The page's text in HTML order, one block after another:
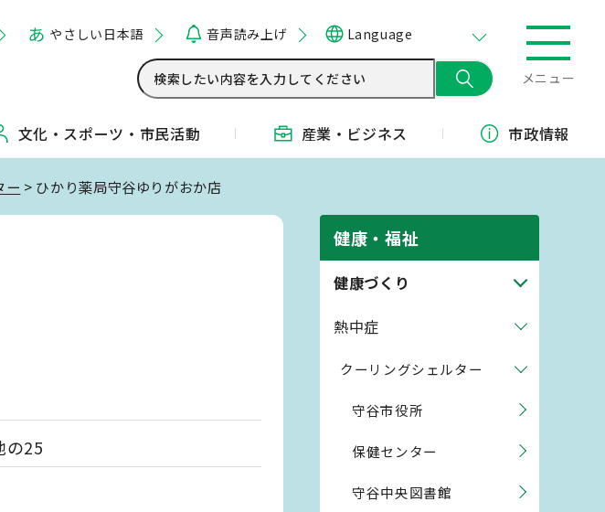
やさしい日本語 音声読み上げ Language
メニュー
文化・ スポーツ・ 市民活動 産業・ ビジネス 市政情報
ー > ひかり薬局守谷ゆりがおか店
の25
健康・福祉
健康づくり
熱中症
クーリングシェルター
守谷市役所
保健センター
守谷中央図書館